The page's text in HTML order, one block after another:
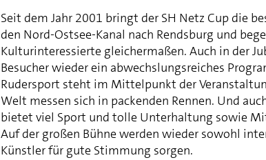
Seit dem Jahr 2001 bringt der SH Netz Cup die
den Nord-Ostsee-Kanal nach Rendsburg und
Kulturinteressierte gleichermaßen. Auch in der
Besucher wieder ein abwechslungsreiches
Rudersport steht im Mittelpunkt der
Welt messen sich in packenden Rennen. Und
bietet viel Sport und tolle Unterhaltung sowie
Auf der großen Bühne werden wieder sowohl
Künstler für gute Stimmung sorgen.